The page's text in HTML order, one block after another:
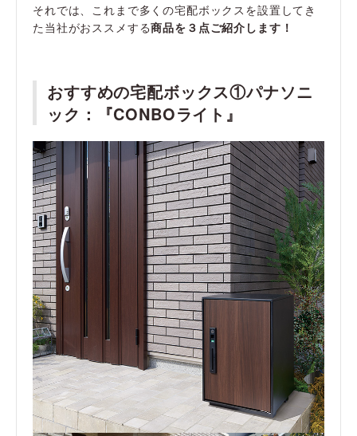
それでは、これまで多くの宅配ボックスを設置してき
た当社がおススメする商品を３点ご紹介します！
おすすめの宅配ボックス①パナソニ
ック：『CONBOライト』